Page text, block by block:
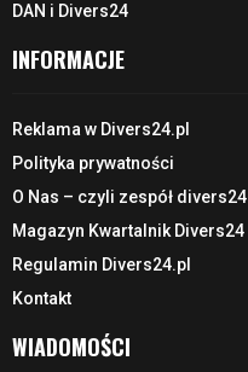
DAN i Divers24
INFORMACJE
Reklama w Divers24.pl
Polityka prywatności
O Nas – czyli zespół divers24
Magazyn Kwartalnik Divers24
Regulamin Divers24.pl
Kontakt
WIADOMOŚCI